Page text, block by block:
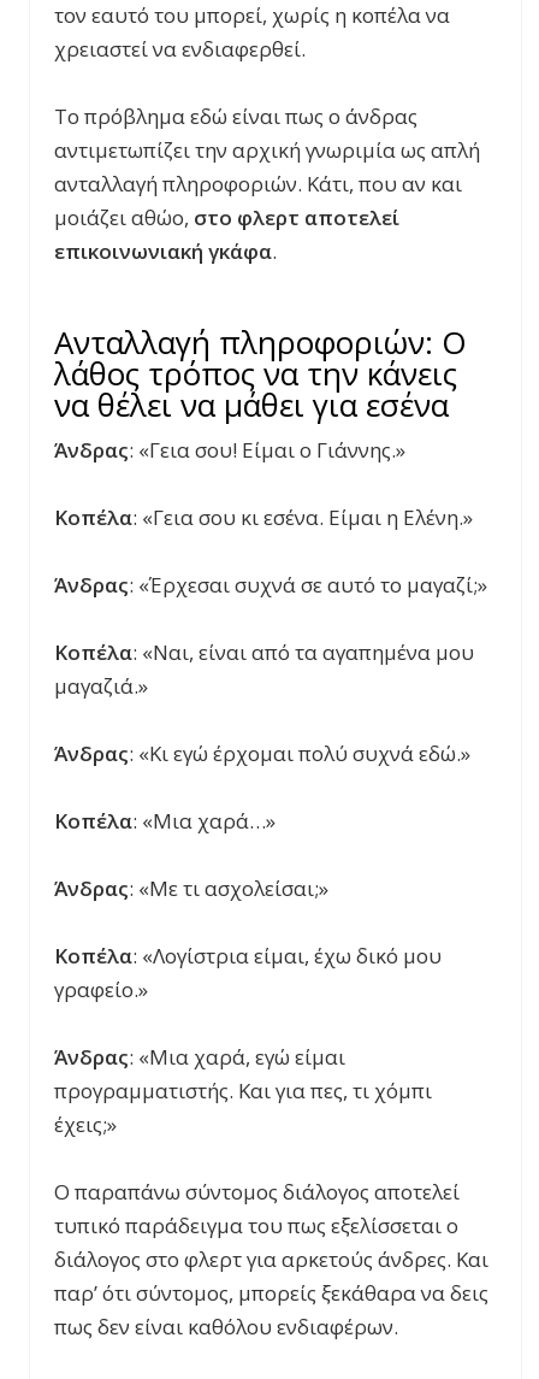
τον εαυτό του μπορεί, χωρίς η κοπέλα να
χρειαστεί να ενδιαφερθεί.
Το πρόβλημα εδώ είναι πως ο άνδρας
αντιμετωπίζει την αρχική γνωριμία ως απλή
ανταλλαγή πληροφοριών. Κάτι, που αν και
μοιάζει αθώο, στο φλερτ αποτελεί
επικοινωνιακή γκάφα.
Ανταλλαγή πληροφοριών: Ο
λάθος τρόπος να την κάνεις
να θέλει να μάθει για εσένα
Άνδρας: «Γεια σου! Είμαι ο Γιάννης.»
Κοπέλα: «Γεια σου κι εσένα. Είμαι η Ελένη.»
Άνδρας: «Έρχεσαι συχνά σε αυτό το μαγαζί;»
Κοπέλα: «Ναι, είναι από τα αγαπημένα μου
μαγαζιά.»
Άνδρας: «Κι εγώ έρχομαι πολύ συχνά εδώ.»
Κοπέλα: «Μια χαρά…»
Άνδρας: «Με τι ασχολείσαι;»
Κοπέλα: «Λογίστρια είμαι, έχω δικό μου
γραφείο.»
Άνδρας: «Μια χαρά, εγώ είμαι
προγραμματιστής. Και για πες, τι χόμπι
έχεις;»
Ο παραπάνω σύντομος διάλογος αποτελεί
τυπικό παράδειγμα του πως εξελίσσεται ο
διάλογος στο φλερτ για αρκετούς άνδρες. Και
παρ’ ότι σύντομος, μπορείς ξεκάθαρα να δεις
πως δεν είναι καθόλου ενδιαφέρων.